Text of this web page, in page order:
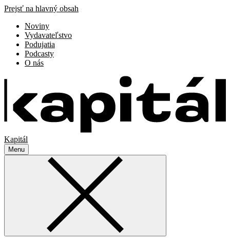
Prejsť na hlavný obsah
Noviny
Vydavateľstvo
Podujatia
Podcasty
O nás
Kapitál
Menu